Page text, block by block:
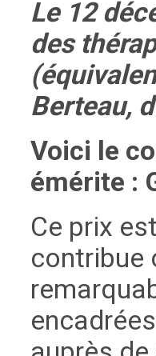
Le 12
des
Berteau,
Voici le
émérite :
Ce prix
contribue